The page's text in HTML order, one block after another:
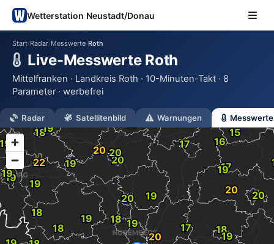
Wetterstation Neustadt/Donau
Start›Radar›Messwerte›Roth
Live-Messwerte Roth
Mittelfranken · Landkreis Roth · 10-Minuten-Takt · 8
Parameter · werbefrei
Radar Satellitenbild Warnungen Messwerte